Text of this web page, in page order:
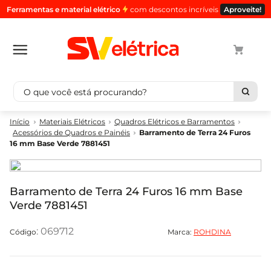
Ferramentas e material elétrico com descontos incríveis Aproveite!
O que você está procurando?
Materiais Elétricos
Quadros Elétricos e Barramentos
Acessórios de Quadros e Painéis
Barramento de Terra 24 Furos
16 mm Base Verde 7881451
Barramento de Terra 24 Furos 16 mm Base
Verde 7881451
: 069712 Marca: ROHDINA
Termos mais buscados
1º
cabo
2º
luminaria
4º
cabo pp